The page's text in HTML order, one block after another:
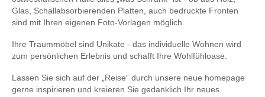
Glas, Schallabsorbierenden Platten, auch bedruckte Fronten
sind mit Ihren eigenen Foto-Vorlagen möglich.
Ihre Traummöbel sind Unikate - das individuelle Wohnen wird
zum persönlichen Erlebnis und schafft Ihre Wohlfühloase.
Lassen Sie sich auf der „Reise“ durch unsere neue homepage
gerne inspirieren und kreieren Sie gedanklich Ihr neues